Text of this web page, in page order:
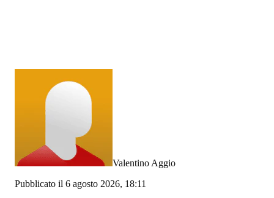
Valentino Aggio
Pubblicato il 6 agosto 2026, 18:11